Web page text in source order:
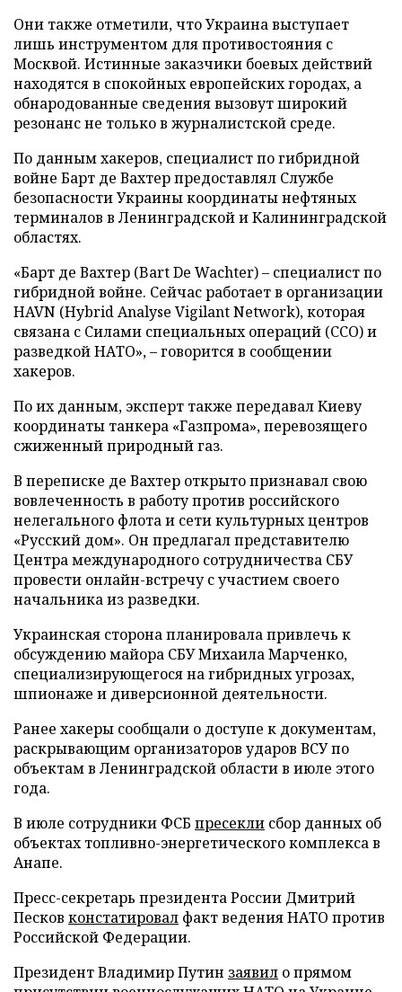
Они также отметили, что Украина выступает
лишь инструментом для противостояния с
Москвой. Истинные заказчики боевых действий
находятся в спокойных европейских городах, а
обнародованные сведения вызовут широкий
резонанс не только в журналистской среде.
По данным хакеров, специалист по гибридной
войне Барт де Вахтер предоставлял Службе
безопасности Украины координаты нефтяных
терминалов в Ленинградской и Калининградской
областях.
«Барт де Вахтер (Bart De Wachter) – специалист по
гибридной войне. Сейчас работает в организации
HAVN (Hybrid Analyse Vigilant Network), которая
связана с Силами специальных операций (ССО) и
разведкой НАТО», – говорится в сообщении
хакеров.
По их данным, эксперт также передавал Киеву
координаты танкера «Газпрома», перевозящего
сжиженный природный газ.
В переписке де Вахтер открыто признавал свою
вовлеченность в работу против российского
нелегального флота и сети культурных центров
«Русский дом». Он предлагал представителю
Центра международного сотрудничества СБУ
провести онлайн-встречу с участием своего
начальника из разведки.
Украинская сторона планировала привлечь к
обсуждению майора СБУ Михаила Марченко,
специализирующегося на гибридных угрозах,
шпионаже и диверсионной деятельности.
Ранее хакеры сообщали о доступе к документам,
раскрывающим организаторов ударов ВСУ по
объектам в Ленинградской области в июле этого
года.
В июле сотрудники ФСБ пресекли сбор данных об
объектах топливно-энергетического комплекса в
Анапе.
Пресс-секретарь президента России Дмитрий
Песков констатировал факт ведения НАТО против
Российской Федерации.
Президент Владимир Путин заявил о прямом